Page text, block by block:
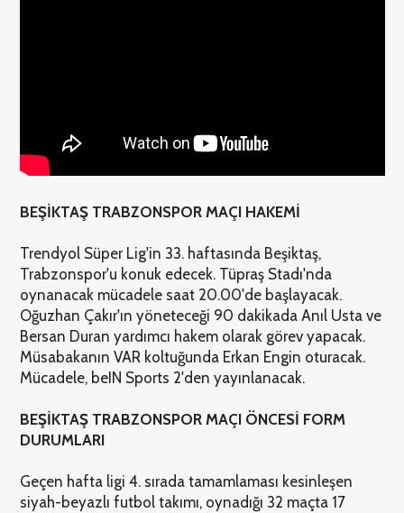
BEŞİKTAŞ TRABZONSPOR MAÇI HAKEMİ
Trendyol Süper Lig'in 33. haftasında Beşiktaş,
Trabzonspor'u konuk edecek. Tüpraş Stadı'nda
oynanacak mücadele saat 20.00'de başlayacak.
Oğuzhan Çakır'ın yöneteceği 90 dakikada Anıl Usta ve
Bersan Duran yardımcı hakem olarak görev yapacak.
Müsabakanın VAR koltuğunda Erkan Engin oturacak.
Mücadele, beIN Sports 2'den yayınlanacak.
BEŞİKTAŞ TRABZONSPOR MAÇI ÖNCESİ FORM
DURUMLARI
Geçen hafta ligi 4. sırada tamamlaması kesinleşen
siyah-beyazlı futbol takımı, oynadığı 32 maçta 17